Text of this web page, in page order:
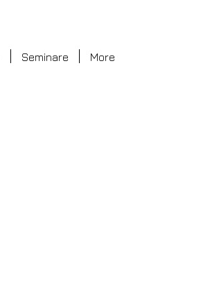
Seminare More